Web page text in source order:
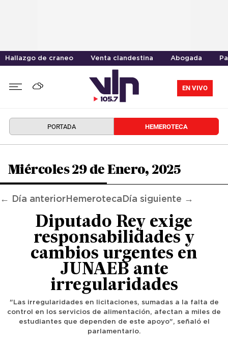
Hallazgo de craneo Venta clandestina Abogada
EN VIVO
PORTADA HEMEROTECA
Miércoles 29 de Enero, 2025
← Día anterior Hemeroteca Día siguiente →
Diputado Rey exige
responsabilidades y
cambios urgentes en
JUNAEB ante
irregularidades
"Las irregularidades en licitaciones, sumadas a la falta de
control en los servicios de alimentación, afectan a miles de
estudiantes que dependen de este apoyo", señaló el
parlamentario.